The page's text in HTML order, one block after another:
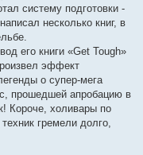
систему подготовки -
несколько книг, в
его книги «Get Tough»
эффект
о супер-мега
прошедшей апробацию в
Короче, холивары по
гремели долго,